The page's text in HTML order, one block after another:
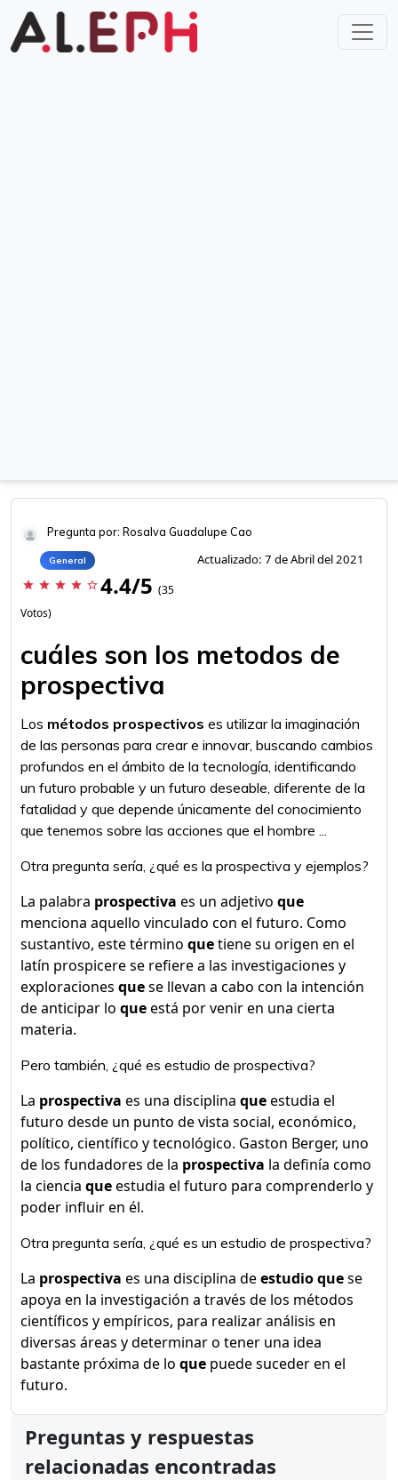
Pregunta por: Rosalva Guadalupe Cao
General Actualizado: 7 de Abril del 2021
star star star star star_border 4.4/5 (35
Votos)
cuáles son los metodos de
prospectiva
Los métodos prospectivos es utilizar la imaginación
de las personas para crear e innovar, buscando cambios
profundos en el ámbito de la tecnología, identificando
un futuro probable y un futuro deseable, diferente de la
fatalidad y que depende únicamente del conocimiento
que tenemos sobre las acciones que el hombre ...
Otra pregunta sería, ¿qué es la prospectiva y ejemplos?
La palabra prospectiva es un adjetivo que
menciona aquello vinculado con el futuro. Como
sustantivo, este término quetiene su origen en el
latín prospicere se refiere a las investigaciones y
exploraciones quese llevan a cabo con la intención
de anticipar lo queestá por venir en una cierta
materia.
Pero también, ¿qué es estudio de prospectiva?
La prospectiva es una disciplina queestudia el
futuro desde un punto de vista social, económico,
político, científico y tecnológico. Gaston Berger, uno
de los fundadores de la prospectiva la definía como
la ciencia queestudia el futuro para comprenderlo y
poder influir en él.
Otra pregunta sería, ¿qué es un estudio de prospectiva?
La prospectiva es una disciplina deestudio quese
apoya en la investigación a través de los métodos
científicos y empíricos, para realizar análisis en
diversas áreas y determinar o tener una idea
bastante próxima de lo que puede suceder en el
futuro.
Preguntas y respuestas
relacionadas encontradas